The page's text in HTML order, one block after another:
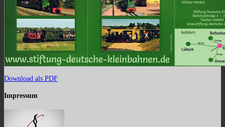
Download als PDF
Impressum